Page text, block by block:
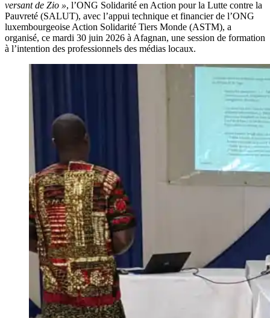
versant de Zio », l’ONG Solidarité en Action pour la Lutte contre la
Pauvreté (SALUT), avec l’appui technique et financier de l’ONG
luxembourgeoise Action Solidarité Tiers Monde (ASTM), a
organisé, ce mardi 30 juin 2026 à Afagnan, une session de formation
à l’intention des professionnels des médias locaux.